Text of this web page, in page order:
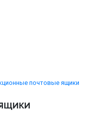
почтовые ящики